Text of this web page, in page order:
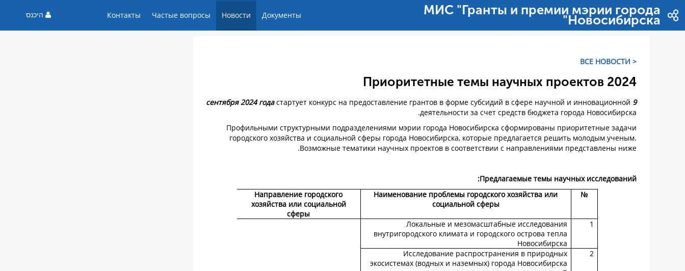
МИС "Гранты и премии мэрии города
Новосибирска"
Документы
Новости
Частые вопросы
Контакты היכנס
< ВСЕ НОВОСТИ
Приоритетные темы научных проектов 2024
9 сентября 2024 года
стартует конкурс на предоставление грантов в форме субсидий в сфере научной и инновационной
деятельности за счет средств бюджета города Новосибирска.
Профильными структурными подразделениями мэрии города Новосибирска сформированы приоритетные задачи
городского хозяйства и социальной сферы города Новосибирска, которые предлагается решить молодым ученым.
Возможные тематики научных проектов в соответствии с направлениями представлены ниже.
Предлагаемые темы научных исследований:
№
Наименование проблемы городского хозяйства или
социальной сферы
Направление городского
хозяйства или социальной
сферы
1
Локальные и мезомасштабные исследования
внутригородского климата и городского острова тепла
Новосибирска
2
Исследование распространения в природных
экосистемах (водных и наземных) города Новосибирска